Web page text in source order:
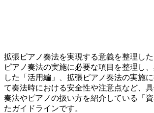
拡張ピアノ奏法を実現する意義を整理し
ピアノ奏法の実施に必要な項目を整理し
した「活用編」、拡張ピアノ奏法の実施
て奏法時における安全性や注意点など、
奏法やピアノの扱い方を紹介している「
たガイドラインです。